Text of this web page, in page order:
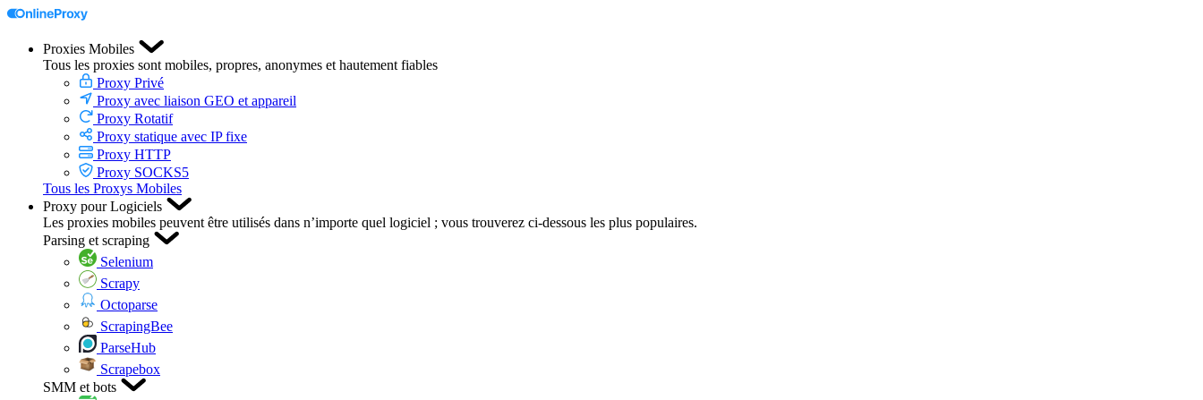
Proxies Mobiles
Tous les proxies sont mobiles, propres, anonymes et hautement fiables
Proxy Privé
Proxy avec liaison GEO et appareil
Proxy Rotatif
Proxy statique avec IP fixe
Proxy HTTP
Proxy SOCKS5
Tous les Proxys Mobiles
Proxy pour Logiciels
Les proxies mobiles peuvent être utilisés dans n’importe quel logiciel ; vous trouverez ci-dessous les plus populaires.
Parsing et scraping
Selenium
Scrapy
Octoparse
ScrapingBee
ParseHub
Scrapebox
SMM et bots